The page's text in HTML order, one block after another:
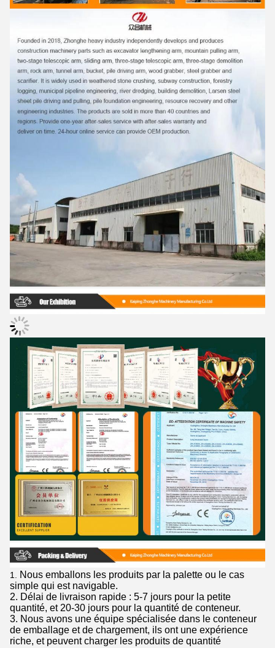
1. Nous emballons les produits par la palette ou le cas
simple qui est navigable.
2. Délai de livraison rapide : 5-7 jours pour la petite
quantité, et 20-30 jours pour la quantité de conteneur.
3. Nous avons une équipe spécialisée dans le conteneur
de emballage et de chargement, ils ont une expérience
riche, et peuvent charger les produits de quantité